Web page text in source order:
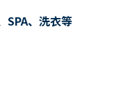
SPA、洗衣等